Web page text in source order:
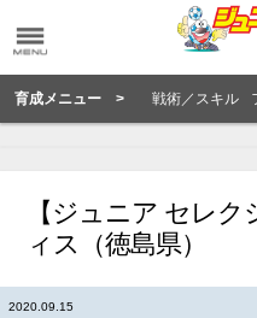
育成メニュー > 戦術／スキル
【ジュニア セレ
ィス（徳島県）
2020.09.15